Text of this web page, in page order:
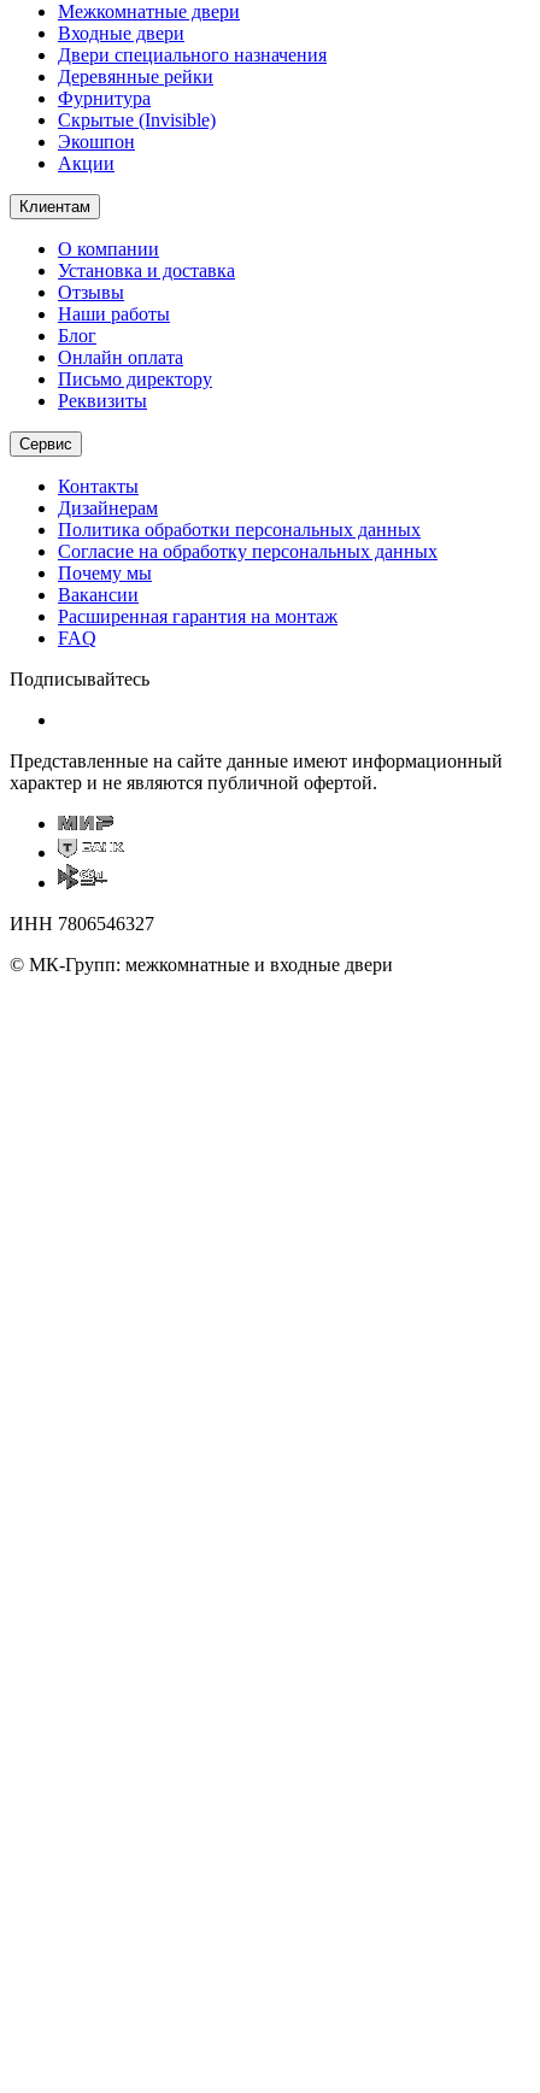
Межкомнатные двери
Входные двери
Двери специального назначения
Деревянные рейки
Фурнитура
Скрытые (Invisible)
Экошпон
Акции
Клиентам
О компании
Установка и доставка
Отзывы
Наши работы
Блог
Онлайн оплата
Письмо директору
Реквизиты
Сервис
Контакты
Дизайнерам
Политика обработки персональных данных
Согласие на обработку персональных данных
Почему мы
Вакансии
Расширенная гарантия на монтаж
FAQ
Подписывайтесь
Представленные на сайте данные имеют информационный
характер и не являются публичной офертой.
ИНН 7806546327
© МК-Групп: межкомнатные и входные двери